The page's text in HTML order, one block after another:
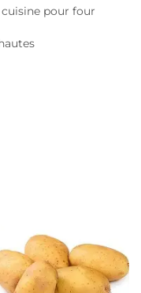
pour four